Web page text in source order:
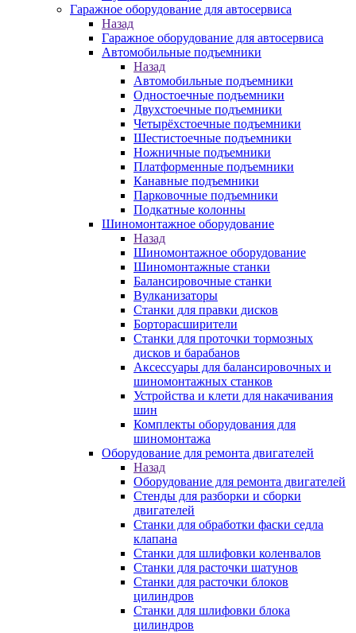
Гаражное оборудование для автосервиса
Назад
Гаражное оборудование для автосервиса
Автомобильные подъемники
Назад
Автомобильные подъемники
Одностоечные подъемники
Двухстоечные подъемники
Четырёхстоечные подъемники
Шестистоечные подъемники
Ножничные подъемники
Платформенные подъемники
Канавные подъемники
Парковочные подъемники
Подкатные колонны
Шиномонтажное оборудование
Назад
Шиномонтажное оборудование
Шиномонтажные станки
Балансировочные станки
Вулканизаторы
Станки для правки дисков
Борторасширители
Станки для проточки тормозных
дисков и барабанов
Аксессуары для балансировочных и
шиномонтажных станков
Устройства и клети для накачивания
шин
Комплекты оборудования для
шиномонтажа
Оборудование для ремонта двигателей
Назад
Оборудование для ремонта двигателей
Стенды для разборки и сборки
двигателей
Станки для обработки фаски седла
клапана
Станки для шлифовки коленвалов
Станки для расточки шатунов
Станки для расточки блоков
цилиндров
Станки для шлифовки блока
цилиндров